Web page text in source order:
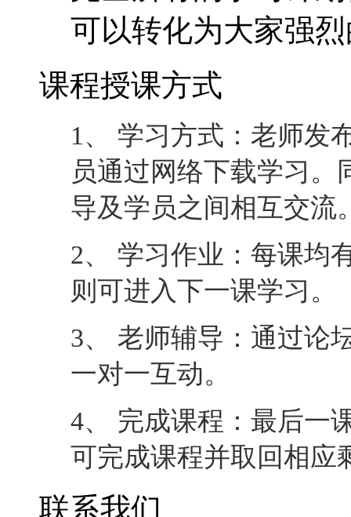
员通过网络下载学习。
导及学员之间相互交流
2、 学习作业：每课均
则可进入下一课学习。
3、 老师辅导：通过论
一对一互动。
4、 完成课程：最后一
可完成课程并取回相应
联系我们
咨询Email ：
课程入门讨论咨询QQ
供大家免费观看）